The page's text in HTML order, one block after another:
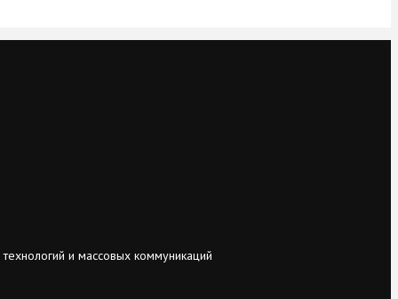
и массовых коммуникаций